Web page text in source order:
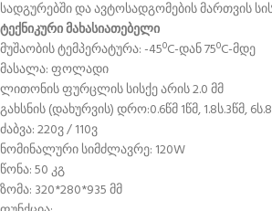
სადგურებში და ავტოსადგომების მართვის
ტექნიკური მახასიათებელი
მუშაობის ტემპერატურა: -45ºC-დან 75ºC-მდე
მასალა: ფოლადი
ლითონის ფურცლის სისქე არის 2.0 მმ
გახსნის (დახურვის) დრო:0.6წმ 1წმ, 1.8ს.3წმ,
ძაბვა: 220ვ / 110ვ
ნომინალური სიმძლავრე: 120W
წონა: 50 კგ
ზომა: 320*280*935 მმ